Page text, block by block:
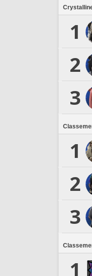
1
2
3
1
2
3
1